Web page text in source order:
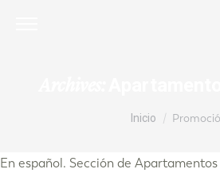
Estás aquí:
Inicio
En español. Sección de